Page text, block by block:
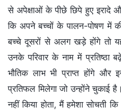
से अपेक्षाओं के पीछे छिपे हुए इरादे
कि अपने बच्चों के पालन-पोषण में
बच्चे दूसरों से अलग खड़े होंगे तो
उनके परिवार के नाम में प्रतिष्ठा
भौतिक लाभ भी प्राप्त होंगे
प्रतिफल मिलेगा जो उन्होंने चुकाई
नहीं किया होता, मैं हमेशा सोचती